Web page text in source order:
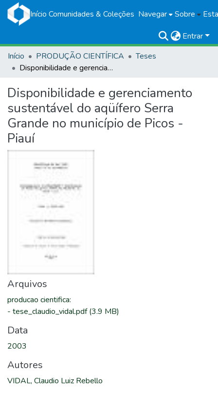
Início Comunidades & Coleções Navegar Sobre
Entrar
Início
PRODUÇÃO CIENTÍFICA
Teses
Disponibilidade e gerenciamento sustentável do aqüífero Serra Grande no município de Picos - Piauí
Disponibilidade e gerenciamento
sustentável do aqüífero Serra
Grande no município de Picos -
Piauí
Arquivos
producao cientifica:
- tese_claudio_vidal.pdf(3.9 MB)
Data
2003
Autores
VIDAL, Claudio Luiz Rebello